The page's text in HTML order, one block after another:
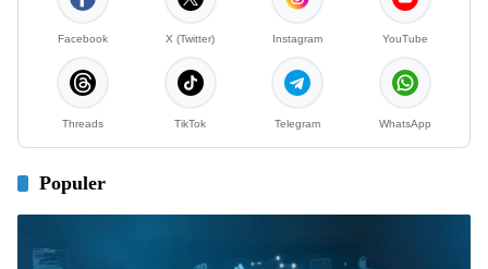
Facebook X (Twitter) Instagram YouTube
Threads TikTok Telegram WhatsApp
Populer